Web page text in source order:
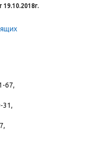
67,
31,